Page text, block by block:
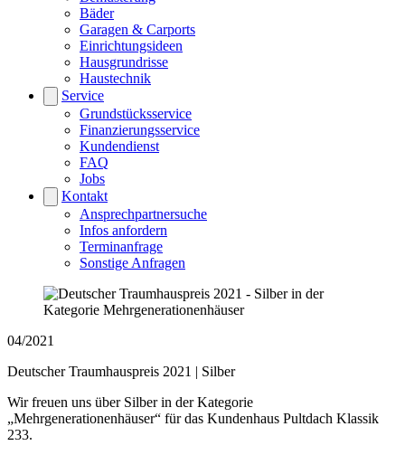
Bäder
Garagen & Carports
Einrichtungsideen
Hausgrundrisse
Haustechnik
Service
Grundstücksservice
Finanzierungsservice
Kundendienst
FAQ
Jobs
Kontakt
Ansprechpartnersuche
Infos anfordern
Terminanfrage
Sonstige Anfragen
04/2021
Deutscher Traumhauspreis 2021 | Silber
Wir freuen uns über Silber in der Kategorie
„Mehrgenerationenhäuser“ für das Kundenhaus Pultdach Klassik
233.